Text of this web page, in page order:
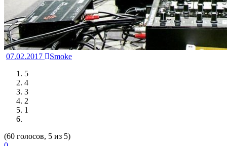
07.02.2017
Smoke
5
4
3
2
1
(60 голосов, 5 из 5)